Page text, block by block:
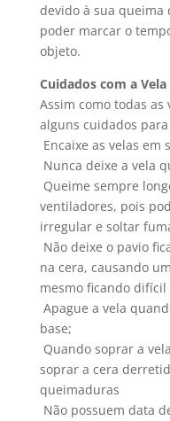
devido à sua queima
poder marcar o
objeto.
Cuidados com a
Assim como todas
alguns cuidados
 Encaixe as velas
 Nunca deixe a vela
 Queime sempre
ventiladores, pois
irregular e soltar
 Não deixe o pavio
na cera, causando
mesmo ficando difícil
 Apague a vela
base;
 Quando soprar a
soprar a cera
queimaduras
 Não possuem data